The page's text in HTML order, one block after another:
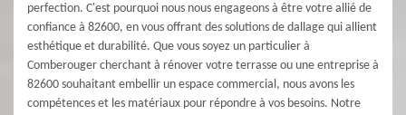
perfection. C'est pourquoi nous nous engageons à être votre allié de
confiance à 82600, en vous offrant des solutions de dallage qui allient
esthétique et durabilité. Que vous soyez un particulier à
Comberouger cherchant à rénover votre terrasse ou une entreprise à
82600 souhaitant embellir un espace commercial, nous avons les
compétences et les matériaux pour répondre à vos besoins. Notre